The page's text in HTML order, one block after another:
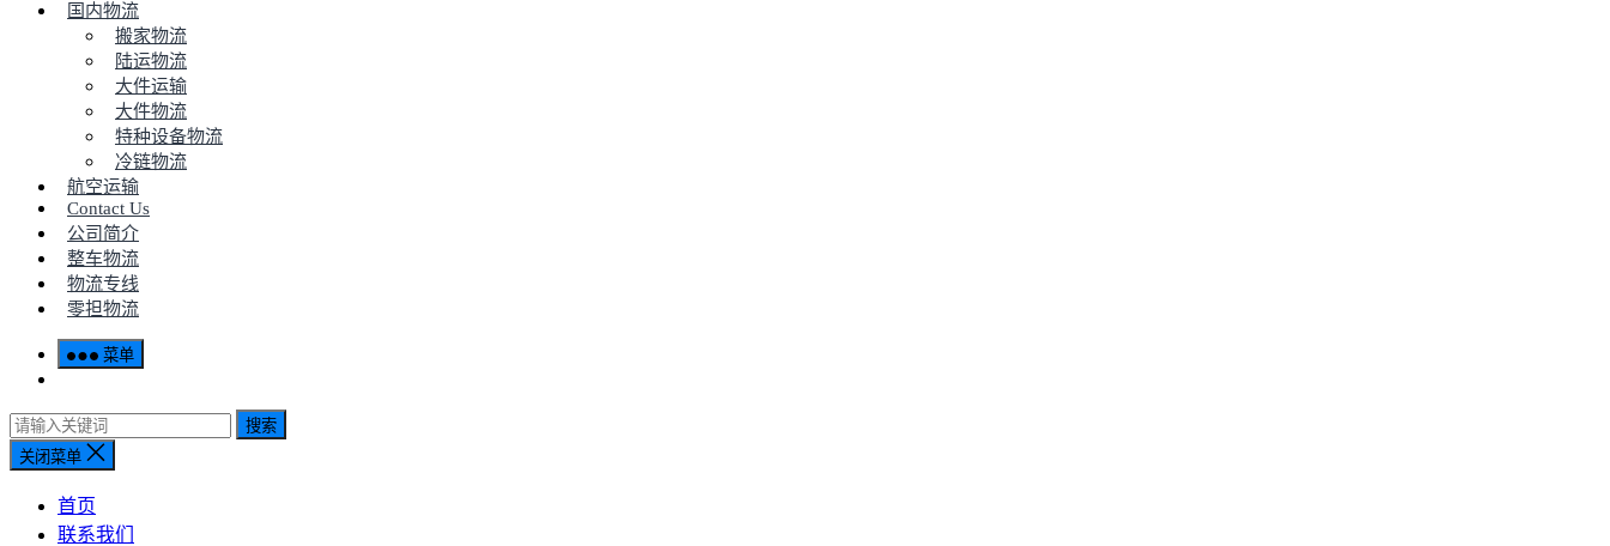
国内物流
搬家物流
陆运物流
大件运输
大件物流
特种设备物流
冷链物流
航空运输
Contact Us
公司简介
整车物流
物流专线
零担物流
菜单
搜索
关闭菜单
首页
联系我们